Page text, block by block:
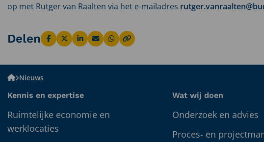
op met Rutger van Raalten via het e-mailadres
Delen Deel
via
Deel
via
Deel
via
Deel
via
Deel
via
Bureau
Nieuws
Kennis en expertise
Ruimtelijke economie en
werklocaties
Wat wij doen
Onderzoek en advies
Proces- en